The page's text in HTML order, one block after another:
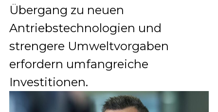
Übergang zu neuen
Antriebstechnologien und
strengere Umweltvorgaben
erfordern umfangreiche
Investitionen.